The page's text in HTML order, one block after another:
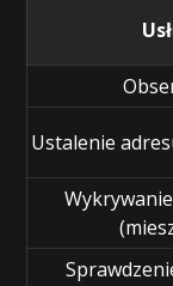
Ustalenie